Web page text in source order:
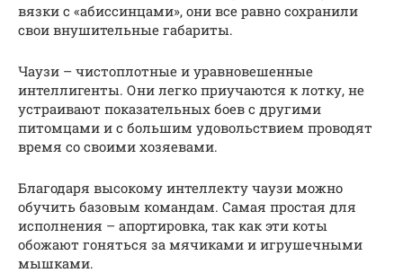
вязки с «абиссинцами», они все равно сохранили
свои внушительные габариты.
Чаузи – чистоплотные и уравновешенные
интеллигенты. Они легко приучаются к лотку, не
устраивают показательных боев с другими
питомцами и с большим удовольствием проводят
время со своими хозяевами.
Благодаря высокому интеллекту чаузи можно
обучить базовым командам. Самая простая для
исполнения – апортировка, так как эти коты
обожают гоняться за мячиками и игрушечными
мышками.